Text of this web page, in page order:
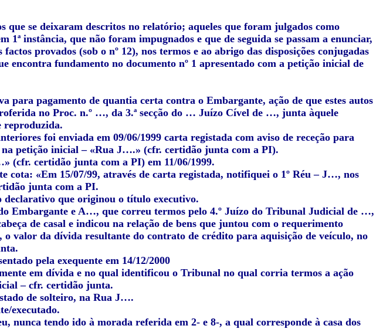
que se deixaram descritos no relatório; aqueles que foram julgados como
1ª instância, que não foram impugnados e que de seguida se passam a enunciar,
provados (sob o nº 12), nos termos e ao abrigo das disposições conjugadas
encontra fundamento no documento nº 1 apresentado com a petição inicial de
para pagamento de quantia certa contra o Embargante, ação de que estes autos
no Proc. n.º …, da 3.ª secção do … Juízo Cível de …, junta àquele
reproduzida.
foi enviada em 09/06/1999 carta registada com aviso de receção para
petição inicial – «Rua J….» (cfr. certidão junta com a PI).
(cfr. certidão junta com a PI) em 11/06/1999.
cota: «Em 15/07/99, através de carta registada, notifiquei o 1º Réu – J…, nos
junta com a PI.
declarativo que originou o título executivo.
Embargante e A…, que correu termos pelo 4.º Juízo do Tribunal Judicial de …,
de casal e indicou na relação de bens que juntou com o requerimento
o valor da dívida resultante do contrato de crédito para aquisição de veículo, no
pela exequente em 14/12/2000
em dívida e no qual identificou o Tribunal no qual corria termos a ação
– cfr. certidão junta.
de solteiro, na Rua J….
executado.
nunca tendo ido à morada referida em 2- e 8-, a qual corresponde à casa dos